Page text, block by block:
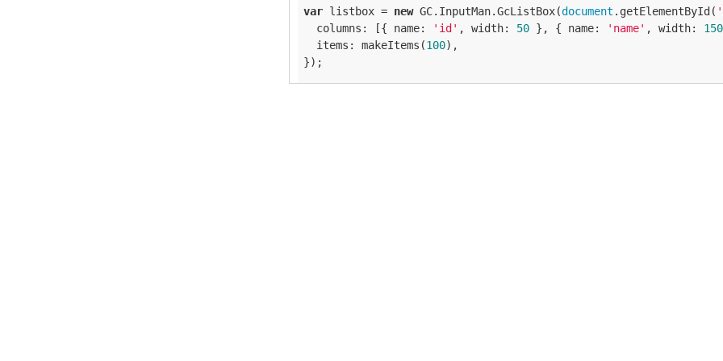
var listbox = new GC.InputMan.GcListBox(document .getElementById(
columns : [{ name: 'id' , width: 50 }, { name: 'name' , width: 150
items : makeItems(100),
});